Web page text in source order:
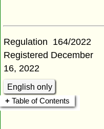
Regulation 164/2022
Registered December
16, 2022
English only
Table of Contents